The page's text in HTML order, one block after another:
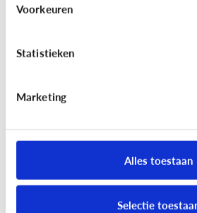
Voorkeuren
Statistieken
Marketing
Alles toestaan
Selectie
[Klik & Print]Slim
moet ik op letten?